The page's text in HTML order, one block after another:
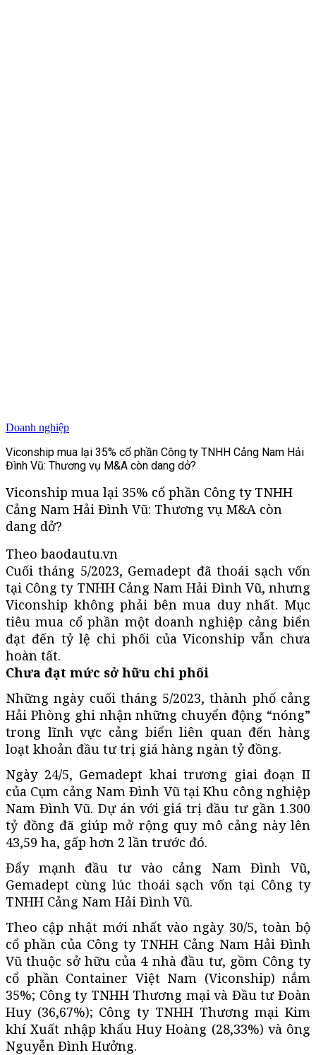
Doanh nghiệp
Viconship mua lại 35% cổ phần Công ty TNHH Cảng Nam Hải
Đình Vũ: Thương vụ M&A còn dang dở?
Viconship mua lại 35% cổ phần Công ty TNHH
Cảng Nam Hải Đình Vũ: Thương vụ M&A còn
dang dở?
Theo baodautu.vn
Cuối tháng 5/2023, Gemadept đã thoái sạch vốn
tại Công ty TNHH Cảng Nam Hải Đình Vũ, nhưng
Viconship không phải bên mua duy nhất. Mục
tiêu mua cổ phần một doanh nghiệp cảng biển
đạt đến tỷ lệ chi phối của Viconship vẫn chưa
hoàn tất.
Chưa đạt mức sở hữu chi phối
Những ngày cuối tháng 5/2023, thành phố cảng
Hải Phòng ghi nhận những chuyển động “nóng”
trong lĩnh vực cảng biển liên quan đến hàng
loạt khoản đầu tư trị giá hàng ngàn tỷ đồng.
Ngày 24/5, Gemadept khai trương giai đoạn II
của Cụm cảng Nam Đình Vũ tại Khu công nghiệp
Nam Đình Vũ. Dự án với giá trị đầu tư gần 1.300
tỷ đồng đã giúp mở rộng quy mô cảng này lên
43,59 ha, gấp hơn 2 lần trước đó.
Đẩy mạnh đầu tư vào cảng Nam Đình Vũ,
Gemadept cùng lúc thoái sạch vốn tại Công ty
TNHH Cảng Nam Hải Đình Vũ.
Theo cập nhật mới nhất vào ngày 30/5, toàn bộ
cổ phần của Công ty TNHH Cảng Nam Hải Đình
Vũ thuộc sở hữu của 4 nhà đầu tư, gồm Công ty
cổ phần Container Việt Nam (Viconship) nắm
35%; Công ty TNHH Thương mại và Đầu tư Đoàn
Huy (36,67%); Công ty TNHH Thương mại Kim
khí Xuất nhập khẩu Huy Hoàng (28,33%) và ông
Nguyễn Đình Hưởng.